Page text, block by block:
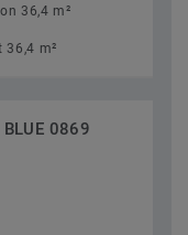
36,4 m²
m²
0869